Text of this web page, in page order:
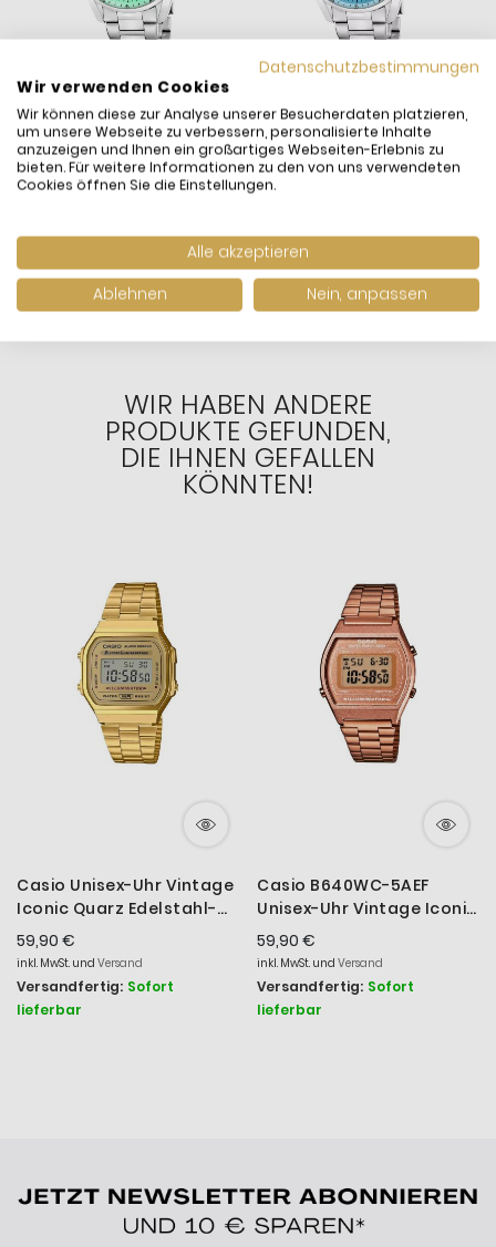
Festina Unisex-Uhr
Boyfriend Grün
Band F20753/1
Versandfertig: Sofort
Festina Unisex-Uhr
Boyfriend Blau
Band F20753/2
inkl. MwSt. und
Versandfertig: Sofort
lieferbar
WIR HABEN ANDERE
PRODUKTE GEFUNDEN,
DIE IHNEN GEFALLEN
KÖNNTEN!
Casio Unisex-Uhr Vintage
Iconic Quarz Edelstahl-
Armband A168WG-9EF
59,90 €
inkl. MwSt. und Versand
Versandfertig: Sofort
lieferbar
Casio B640WC-5AEF
Unisex-Uhr Vintage Iconic
Quarz Edelstahl-
Armband
59,90 €
inkl. MwSt. und Versand
Versandfertig: Sofort
lieferbar
Datenschutzbestimmungen
Wir verwenden Cookies
Wir können diese zur Analyse unserer Besucherdaten platzieren,
um unsere Webseite zu verbessern, personalisierte Inhalte
anzuzeigen und Ihnen ein großartiges Webseiten-Erlebnis zu
bieten. Für weitere Informationen zu den von uns verwendeten
Cookies öffnen Sie die Einstellungen.
Alle akzeptieren
Ablehnen
Nein, anpassen